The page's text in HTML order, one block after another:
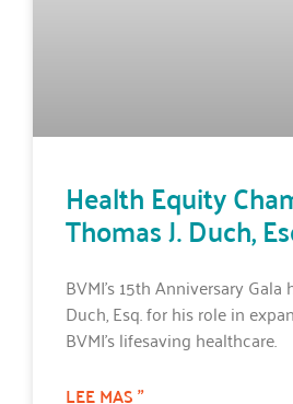
Health Equity
Thomas J. Duch,
BVMI’s 15th Anniversary
Duch, Esq. for his role in
BVMI’s lifesaving healthcare.
LEE MAS "